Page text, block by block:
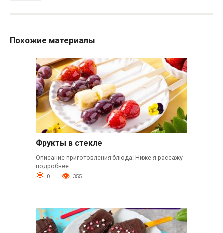
Похожие материалы
Фрукты в стекле
Описание приготовления блюда: Ниже я рассажу
подробнее
0 355